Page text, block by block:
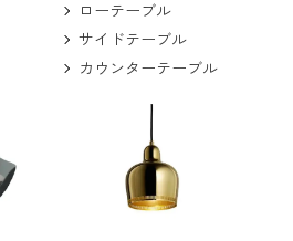
ローテーブル
サイドテーブル
カウンターテーブル